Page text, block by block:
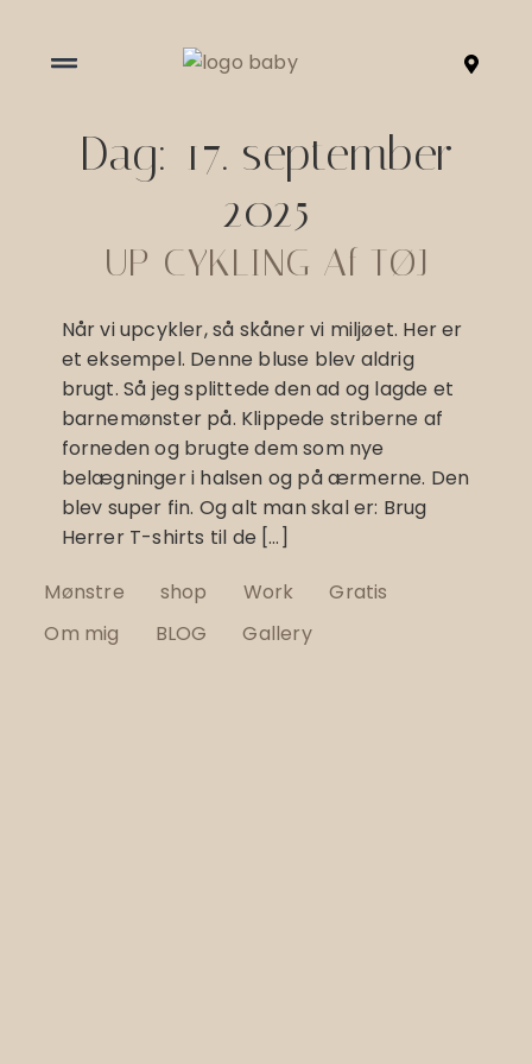
Dag: 17. september
2025
UP CYKLING Af TØJ
Når vi upcykler, så skåner vi miljøet. Her er
et eksempel. Denne bluse blev aldrig
brugt. Så jeg splittede den ad og lagde et
barnemønster på. Klippede striberne af
forneden og brugte dem som nye
belægninger i halsen og på ærmerne. Den
blev super fin. Og alt man skal er: Brug
Herrer T-shirts til de […]
Mønstre
shop Work
Gratis
Om mig
BLOG Gallery